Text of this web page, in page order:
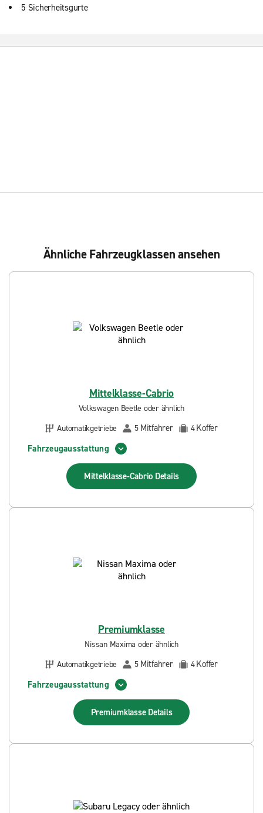
5 Sicherheitsgurte
Ähnliche Fahrzeugklassen ansehen
Mittelklasse-Cabrio
Volkswagen Beetle oder ähnlich
Automatikgetriebe
5 Mitfahrer 4Koffer
Fahrzeugausstattung
Mittelklasse-Cabrio Details
Premiumklasse
Nissan Maxima oder ähnlich
Automatikgetriebe
5 Mitfahrer 4Koffer
Fahrzeugausstattung
Premiumklasse Details